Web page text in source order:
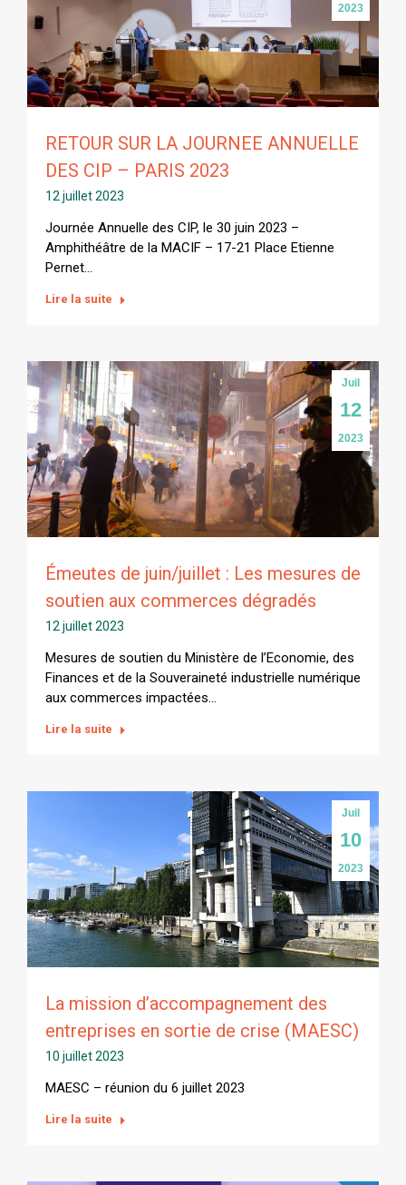
2023
RETOUR SUR LA JOURNEE ANNUELLE
DES CIP – PARIS 2023
12 juillet 2023
Journée Annuelle des CIP, le 30 juin 2023 –
Amphithéâtre de la MACIF – 17-21 Place Etienne
Pernet…
Lire la suite
Juil
12
2023
Émeutes de juin/juillet : Les mesures de
soutien aux commerces dégradés
12 juillet 2023
Mesures de soutien du Ministère de l’Economie, des
Finances et de la Souveraineté industrielle numérique
aux commerces impactées…
Lire la suite
Juil
10
2023
La mission d’accompagnement des
entreprises en sortie de crise (MAESC)
10 juillet 2023
MAESC – réunion du 6 juillet 2023
Lire la suite